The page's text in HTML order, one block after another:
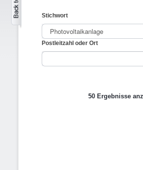
Stichwort
Postleitzahl oder Ort
50 Ergebnisse